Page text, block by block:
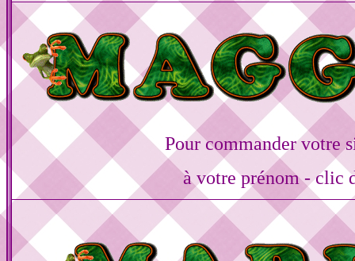
Pour commander votre
à votre prénom - clic